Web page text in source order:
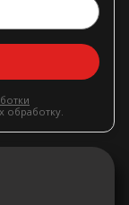
обработку.